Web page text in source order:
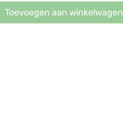
Toevoegen aan winkelwagen